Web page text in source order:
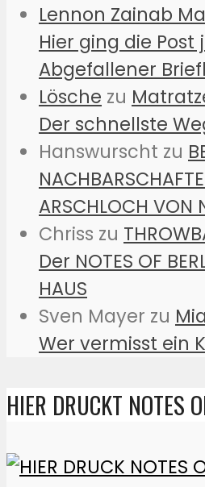
Lennon Zainab
Hier ging die
Abgefallener
Lösche zu
Der schnellste
Hanswurscht zu
ARSCHLOCH VON
Chriss zu
Der NOTES OF
HAUS
Sven Mayer zu
Wer vermisst ein
HIER DRUCKT NOTES